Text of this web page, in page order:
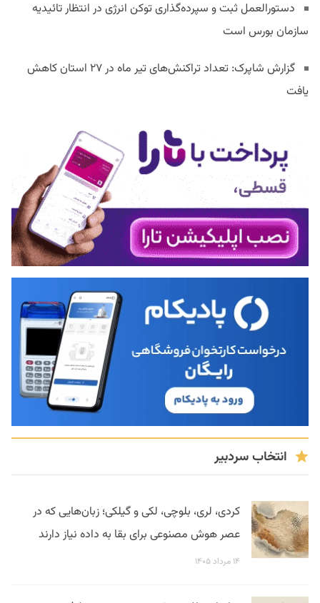
دستورالعمل ثبت و سپرده‌گذاری توکن انرژی در انتظار تائیدیه
سازمان بورس است
گزارش شاپرک: تعداد تراکنش‌های تیر ماه در ۲۷ استان‌ کاهش
یافت
انتخاب سردبیر
کردی، لری، بلوچی، لکی و گیلکی؛ زبان‌هایی که در
عصر هوش مصنوعی برای بقا به داده نیاز دارند
۱۴ مرداد ۱۴۰۵